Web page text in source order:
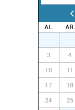
AL. AR.
3 4
10 11
17 18
24 25